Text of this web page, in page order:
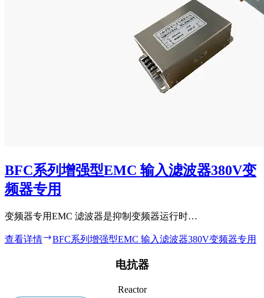
BFC系列增强型EMC 输入滤波器380V变
频器专用
变频器专用EMC 滤波器是抑制变频器运行时…
查看详情 BFC系列增强型EMC 输入滤波器380V变频器专用
电抗器
Reactor